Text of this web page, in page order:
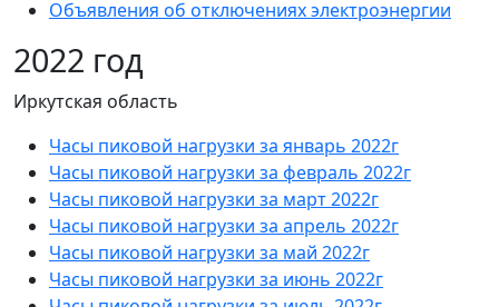
Объявления об отключениях электроэнергии
2022 год
Иркутская область
Часы пиковой нагрузки за январь 2022г
Часы пиковой нагрузки за февраль 2022г
Часы пиковой нагрузки за март 2022г
Часы пиковой нагрузки за апрель 2022г
Часы пиковой нагрузки за май 2022г
Часы пиковой нагрузки за июнь 2022г